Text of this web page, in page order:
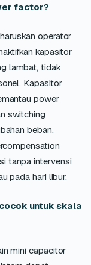
factor?
operator
kapasitor
lambat, tidak
Kapasitor
power
switching
beban.
tanpa intervensi
pada hari libur.
untuk skala
mini capacitor